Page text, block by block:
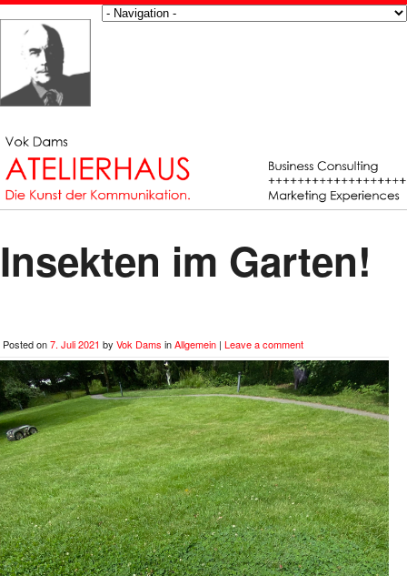
Insekten im Garten!
Posted on7. Juli 2021 by Vok Dams inAllgemein | Leave a comment